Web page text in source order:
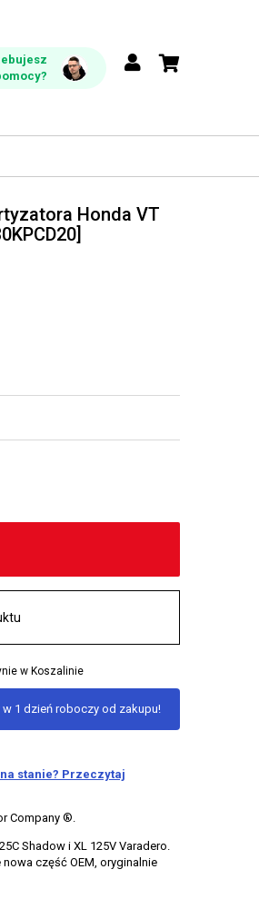
Honda VT
w Koszalinie
1 dzień roboczy od zakupu!
stanie? Przeczytaj
Company ®.
Shadow i XL 125V Varadero.
część OEM, oryginalnie